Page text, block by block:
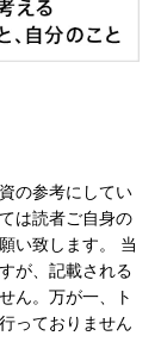
の参考にしてい
は読者ご自身の
い致します。 当
が、記載される
ん。万が一、ト
っておりません